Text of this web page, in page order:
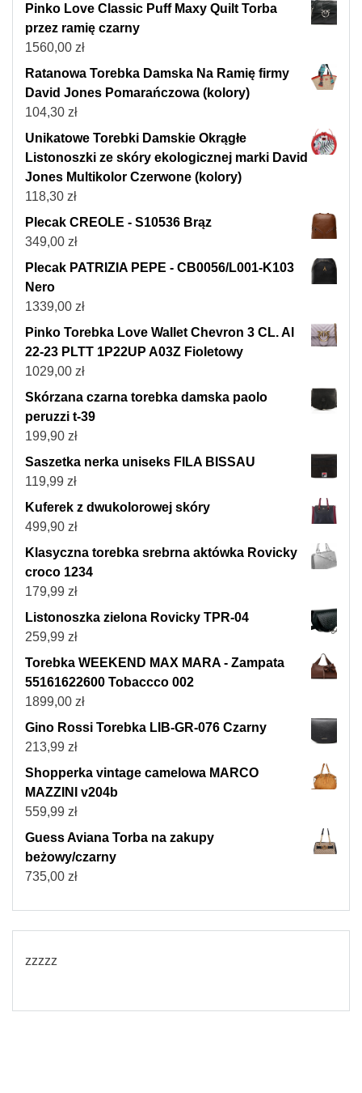
Pinko Love Classic Puff Maxy Quilt Torba
przez ramię czarny
1560,00 zł
Ratanowa Torebka Damska Na Ramię firmy
David Jones Pomarańczowa (kolory)
104,30 zł
Unikatowe Torebki Damskie Okrągłe
Listonoszki ze skóry ekologicznej marki David
Jones Multikolor Czerwone (kolory)
118,30 zł
Plecak CREOLE - S10536 Brąz
349,00 zł
Plecak PATRIZIA PEPE - CB0056/L001-K103
Nero
1339,00 zł
Pinko Torebka Love Wallet Chevron 3 CL. Al
22-23 PLTT 1P22UP A03Z Fioletowy
1029,00 zł
Skórzana czarna torebka damska paolo
peruzzi t-39
199,90 zł
Saszetka nerka uniseks FILA BISSAU
119,99 zł
Kuferek z dwukolorowej skóry
499,90 zł
Klasyczna torebka srebrna aktówka Rovicky
croco 1234
179,99 zł
Listonoszka zielona Rovicky TPR-04
259,99 zł
Torebka WEEKEND MAX MARA - Zampata
55161622600 Tobaccco 002
1899,00 zł
Gino Rossi Torebka LIB-GR-076 Czarny
213,99 zł
Shopperka vintage camelowa MARCO
MAZZINI v204b
559,99 zł
Guess Aviana Torba na zakupy
beżowy/czarny
735,00 zł
zzzzz